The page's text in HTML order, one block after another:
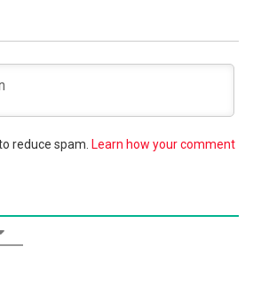
reduce spam. Learn how your comment